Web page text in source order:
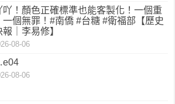
吖！顏色正確標準也能客製化！一個重
一個無罪！#南僑 #台糖 #衛福部【歷史
報｜李易修】
08-06
08-06